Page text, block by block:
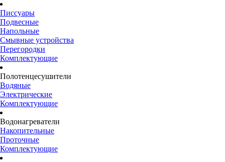
Писсуары
Подвесные
Напольные
Смывные устройства
Перегородки
Комплектующие
Полотенцесушители
Водяные
Электрические
Комплектующие
Водонагреватели
Накопительные
Проточные
Комплектующие